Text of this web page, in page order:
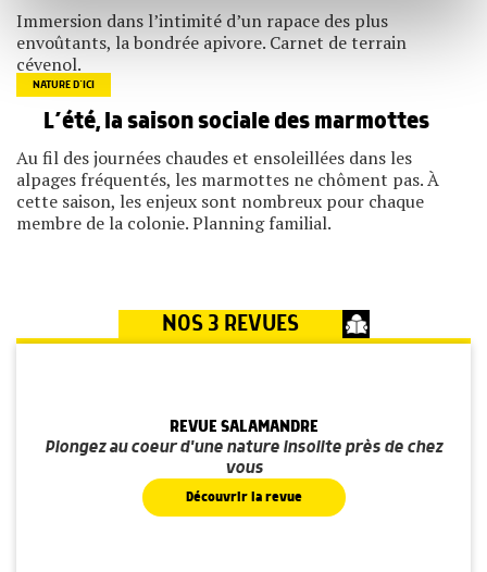
notre site avec nos partenaires de médias sociaux, de
publicité et d'analyse, qui peuvent combiner celles-ci
avec d'autres informations que vous leur avez fournies
ou qu'ils ont collectées lors de votre utilisation de leurs
services.
Immersion dans l’intimité d’un rapace des plus
envoûtants, la bondrée apivore. Carnet de terrain
cévenol.
NATURE D’ICI
L’été, la saison sociale des marmottes
Au fil des journées chaudes et ensoleillées dans les
alpages fréquentés, les marmottes ne chôment pas. À
cette saison, les enjeux sont nombreux pour chaque
membre de la colonie. Planning familial.
NOS 3 REVUES
REVUE SALAMANDRE
Plongez au coeur d'une nature insolite près de chez
vous
Découvrir la revue